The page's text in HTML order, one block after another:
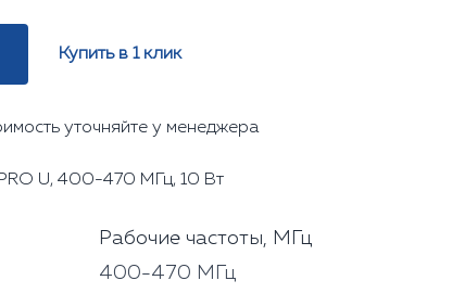
Купить в 1 клик
уточняйте у менеджера
U, 400-470 МГц, 10 Вт
Рабочие частоты, МГц
400-470 МГц